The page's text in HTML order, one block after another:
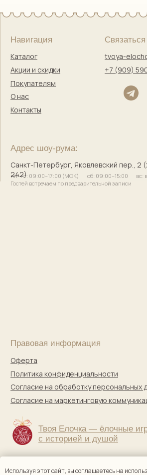
© 2017–2025 Индивидуальный предприниматель
Сайт разработала
bogachevas
Политика конфиденциальности
Согласие на маркетинговую коммуникацию
Оферта
Правовая информация
Используя этот сайт, вы соглашаетесь на